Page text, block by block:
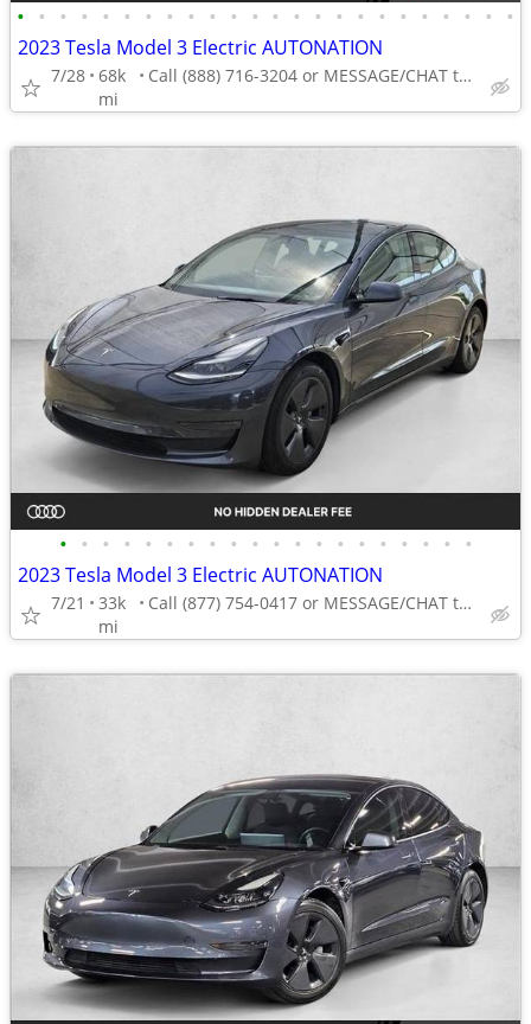
• • • • • • • • • • • • • • • • • • • • • • • •
2023 Tesla Model 3 Electric AUTONATION
7/28 68k
mi
Call (888) 716-3204 or MESSAGE/CHAT to confirm availability
• • • • • • • • • • • • • • • • • • • •
2023 Tesla Model 3 Electric AUTONATION
7/21
33k
mi
Call (877) 754-0417 or MESSAGE/CHAT to confirm availability